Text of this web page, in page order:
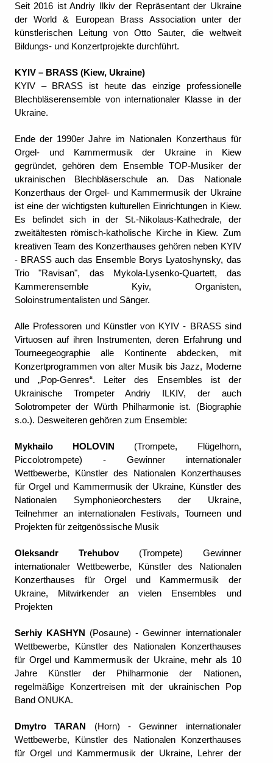
Seit 2016 ist Andriy Ilkiv der Repräsentant der Ukraine
der World & European Brass Association unter der
künstlerischen Leitung von Otto Sauter, die weltweit
Bildungs- und Konzertprojekte durchführt.
KYIV – BRASS (Kiew, Ukraine)
KYIV – BRASS ist heute das einzige professionelle
Blechbläserensemble von internationaler Klasse in der
Ukraine.
Ende der 1990er Jahre im Nationalen Konzerthaus für
Orgel- und Kammermusik der Ukraine in Kiew
gegründet, gehören dem Ensemble TOP-Musiker der
ukrainischen Blechbläserschule an. Das Nationale
Konzerthaus der Orgel- und Kammermusik der Ukraine
ist eine der wichtigsten kulturellen Einrichtungen in Kiew.
Es befindet sich in der St.-Nikolaus-Kathedrale, der
zweitältesten römisch-katholische Kirche in Kiew. Zum
kreativen Team des Konzerthauses gehören neben KYIV
- BRASS auch das Ensemble Borys Lyatoshynsky, das
Trio "Ravisan", das Mykola-Lysenko-Quartett, das
Kammerensemble Kyiv, Organisten,
Soloinstrumentalisten und Sänger.
Alle Professoren und Künstler von KYIV - BRASS sind
Virtuosen auf ihren Instrumenten, deren Erfahrung und
Tourneegeographie alle Kontinente abdecken, mit
Konzertprogrammen von alter Musik bis Jazz, Moderne
und „Pop-Genres“. Leiter des Ensembles ist der
Ukrainische Trompeter Andriy ILKIV, der auch
Solotrompeter der Würth Philharmonie ist. (Biographie
s.o.). Desweiteren gehören zum Ensemble:
Mykhailo HOLOVIN
(Trompete, Flügelhorn,
Piccolotrompete) - Gewinner internationaler
Wettbewerbe, Künstler des Nationalen Konzerthauses
für Orgel und Kammermusik der Ukraine, Künstler des
Nationalen Symphonieorchesters der Ukraine,
Teilnehmer an internationalen Festivals, Tourneen und
Projekten für zeitgenössische Musik
Oleksandr Trehubov(Trompete) Gewinner
internationaler Wettbewerbe, Künstler des Nationalen
Konzerthauses für Orgel und Kammermusik der
Ukraine, Mitwirkender an vielen Ensembles und
Projekten
Serhiy KASHYN
(Posaune) - Gewinner internationaler
Wettbewerbe, Künstler des Nationalen Konzerthauses
für Orgel und Kammermusik der Ukraine, mehr als 10
Jahre Künstler der Philharmonie der Nationen,
regelmäßige Konzertreisen mit der ukrainischen Pop
Band ONUKA.
Dmytro TARAN
(Horn) - Gewinner internationaler
Wettbewerbe, Künstler des Nationalen Konzerthauses
für Orgel und Kammermusik der Ukraine, Lehrer der